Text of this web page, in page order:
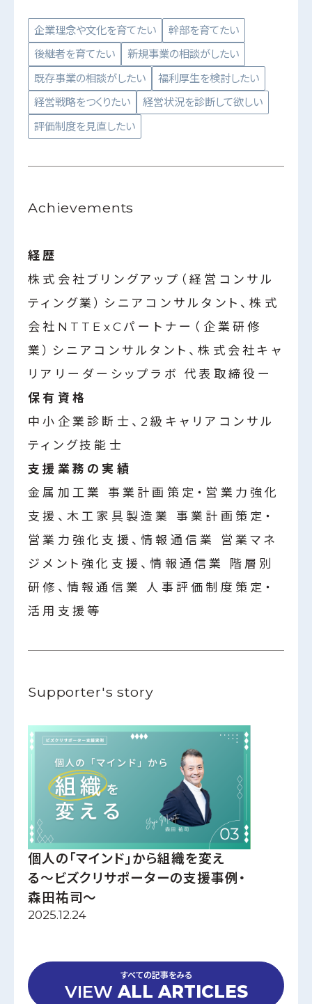
企業理念や文化を育てたい
幹部を育てたい
後継者を育てたい
新規事業の相談がしたい
既存事業の相談がしたい
福利厚生を検討したい
経営戦略をつくりたい
経営状況を診断して欲しい
評価制度を見直したい
Achievements
経歴
株式会社ブリングアップ（経営コンサル
ティング業）シニアコンサルタント、株式
会社NTTExCパートナー（企業研修
業）シニアコンサルタント、株式会社キャ
リアリーダーシップラボ 代表取締役ー
保有資格
中小企業診断士、2級キャリアコンサル
ティング技能士
支援業務の実績
金属加工業 事業計画策定・営業力強化
支援、木工家具製造業 事業計画策定・
営業力強化支援、情報通信業 営業マネ
ジメント強化支援、情報通信業 階層別
研修、情報通信業 人事評価制度策定・
活用支援等
Supporter's story
個人の「マインド」から組織を変え
る〜ビズクリサポーターの支援事例・
森田祐司〜
2025.12.24
すべての記事をみる
VIEWALL ARTICLES